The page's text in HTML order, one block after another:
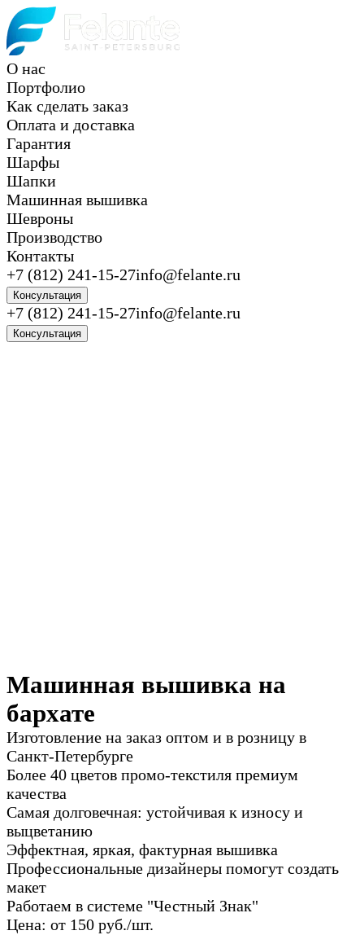
О нас
Портфолио
Как сделать заказ
Оплата и доставка
Гарантия
Шарфы
Шапки
Машинная вышивка
Шевроны
Производство
Контакты
+7 (812) 241-15-27info@felante.ru
Консультация
+7 (812) 241-15-27info@felante.ru
Консультация
Машинная вышивка на
бархате
Изготовление на заказ оптом и в розницу в
Санкт-Петербурге
Более 40 цветов промо-текстиля премиум
качества
Самая долговечная: устойчивая к износу и
выцветанию
Эффектная, яркая, фактурная вышивка
Профессиональные дизайнеры помогут создать
макет
Работаем в системе "Честный Знак"
Цена: от 150 руб./шт.